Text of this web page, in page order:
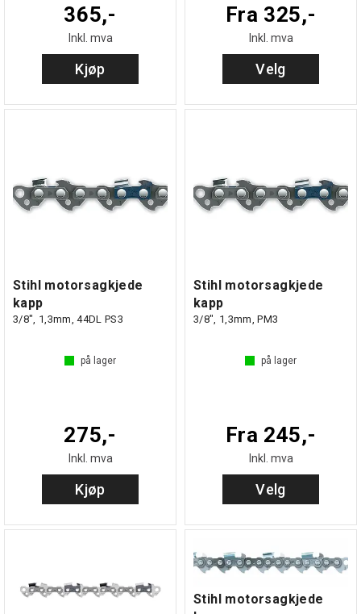
365,-
Inkl. mva
Kjøp
Fra 325,-
Inkl. mva
Velg
Stihl motorsagkjede
kapp
3/8", 1,3mm, 44DL PS3
på lager
275,-
Inkl. mva
Kjøp
Stihl motorsagkjede
kapp
3/8", 1,3mm, PM3
på lager
Fra 245,-
Inkl. mva
Velg
Stihl motorsagkjede